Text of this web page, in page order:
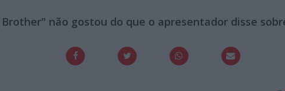
não gostou do que o apresentador disse